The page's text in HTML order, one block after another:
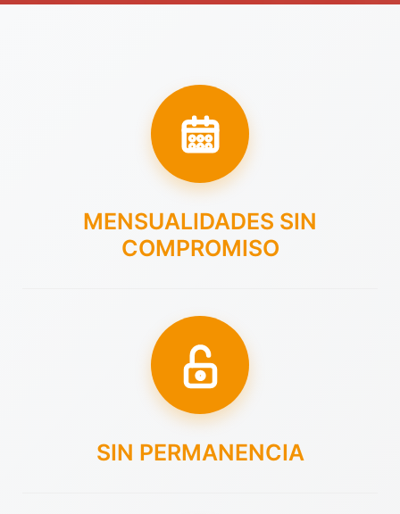
MENSUALIDADES SIN
COMPROMISO
SIN PERMANENCIA